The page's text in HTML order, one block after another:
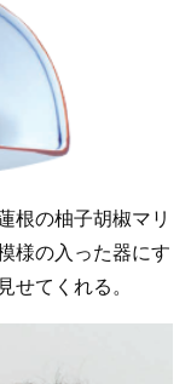
根の柚子胡椒マリ
様の入った器にす
せてくれる。